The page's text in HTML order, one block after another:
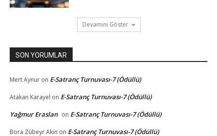
Devamını Göster
SON YORUMLAR
Mert Aynur on E-Satranç Turnuvası-7 (Ödüllü)
Atakan Karayel on E-Satranç Turnuvası-7 (Ödüllü)
Yağmur Eraslan on E-Satranç Turnuvası-7 (Ödüllü)
Bora Zübeyr Akın on E-Satranç Turnuvası-7 (Ödüllü)